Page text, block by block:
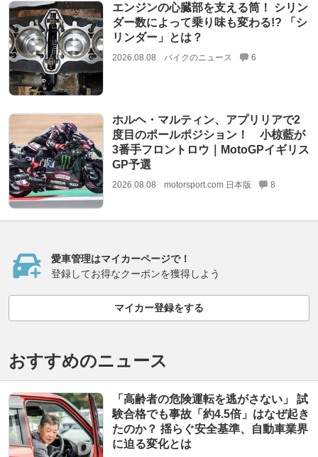
エンジンの心臓部を支える筒！ シリン
ダー数によって乗り味も変わる!? 「シ
リンダー」とは？
2026.08.08 バイクのニュース 6
ホルヘ・マルティン、アプリリアで2
度目のポールポジション！ 小椋藍が
3番手フロントロウ｜MotoGPイギリス
GP予選
2026.08.08 motorsport.com 日本版 8
愛車管理はマイカーページで！
登録してお得なクーポンを獲得しよう
マイカー登録をする
おすすめのニュース
「高齢者の危険運転を逃がさない」 試
験合格でも事故「約4.5倍」はなぜ起き
たのか？ 揺らぐ安全基準、自動車業界
に迫る変化とは